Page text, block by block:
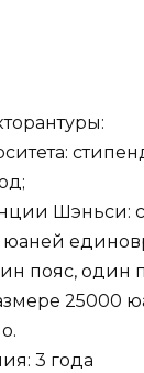
Шэньси:
юаней
пояс, один
25000
3 года